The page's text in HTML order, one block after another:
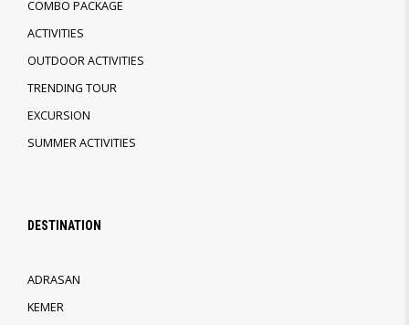
COMBO PACKAGE
ACTIVITIES
OUTDOOR ACTIVITIES
TRENDING TOUR
EXCURSION
SUMMER ACTIVITIES
DESTINATION
ADRASAN
KEMER